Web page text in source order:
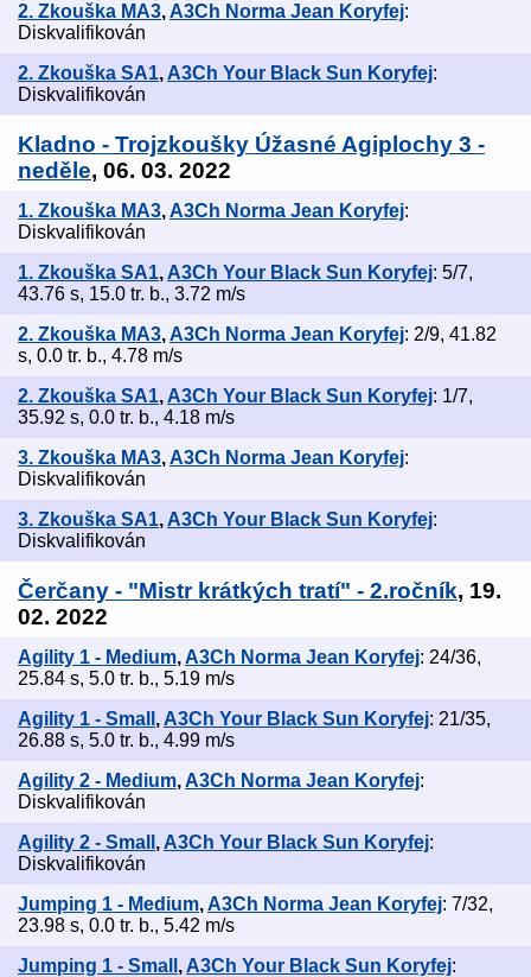
2. Zkouška MA3,A3Ch Norma Jean Koryfej:
Diskvalifikován
2. Zkouška SA1, A3Ch Your Black Sun Koryfej:
Diskvalifikován
Kladno - Trojzkoušky Úžasné Agiplochy 3 -
neděle, 06. 03. 2022
1. Zkouška MA3,A3Ch Norma Jean Koryfej:
Diskvalifikován
1. Zkouška SA1, A3Ch Your Black Sun Koryfej: 5/7,
43.76 s, 15.0 tr. b., 3.72 m/s
2. Zkouška MA3,A3Ch Norma Jean Koryfej: 2/9, 41.82
s, 0.0 tr. b., 4.78 m/s
2. Zkouška SA1, A3Ch Your Black Sun Koryfej: 1/7,
35.92 s, 0.0 tr. b., 4.18 m/s
3. Zkouška MA3,A3Ch Norma Jean Koryfej:
Diskvalifikován
3. Zkouška SA1, A3Ch Your Black Sun Koryfej:
Diskvalifikován
Čerčany - "Mistr krátkých tratí" - 2.ročník, 19.
02. 2022
Agility 1 - Medium,A3Ch Norma Jean Koryfej: 24/36,
25.84 s, 5.0 tr. b., 5.19 m/s
Agility 1 - Small , A3Ch Your Black Sun Koryfej: 21/35,
26.88 s, 5.0 tr. b., 4.99 m/s
Agility 2 - Medium,A3Ch Norma Jean Koryfej:
Diskvalifikován
Agility 2 - Small , A3Ch Your Black Sun Koryfej:
Diskvalifikován
Jumping 1 - Medium,A3Ch Norma Jean Koryfej: 7/32,
23.98 s, 0.0 tr. b., 5.42 m/s
Jumping 1 - Small , A3Ch Your Black Sun Koryfej: